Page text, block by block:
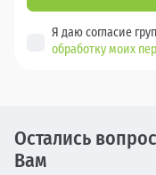
Я даю согласие
обработку моих
Остались
Вам